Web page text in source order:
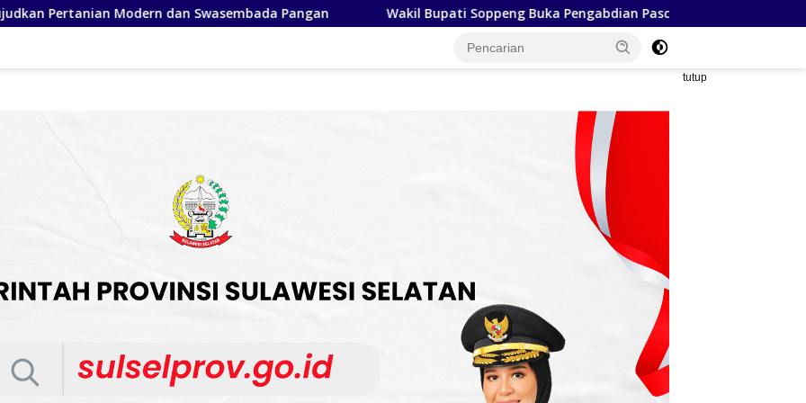
Pangan Wakil Bupati Soppeng Buka Pengabdian Pascasarjana FIB Unhas, Tegaskan Budaya sebagai Identitas
tutup